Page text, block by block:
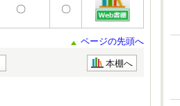
〇 〇
ページの先頭へ
本棚へ